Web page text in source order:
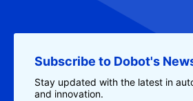
Subscribe to Dobot's
Stay updated with the latest in
and innovation.